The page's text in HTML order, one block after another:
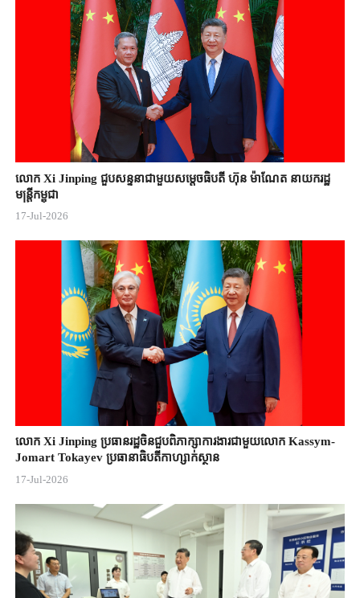
លោក Xi Jinping ជួបសន្ទនាជាមួយសម្តេចធិបតី ហ៊ុន ម៉ាណែត នាយករដ្ឋ
មន្ត្រីកម្ពុជា
17-Jul-2026
លោក Xi Jinping ប្រធានរដ្ឋចិន​ជួបពិភាក្សា​ការងារជាមួយ​លោក Kassym-
Jomart ​Tokayev ​ប្រធានាធិបតី​កាហ្សាក់ស្ថាន​
17-Jul-2026